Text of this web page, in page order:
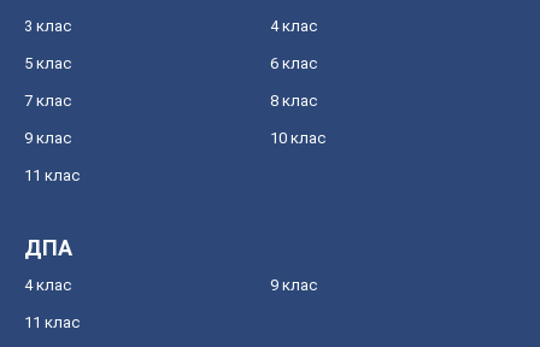
3 клас 4 клас
5 клас 6 клас
7 клас 8 клас
9 клас 10 клас
11 клас
ДПА
4 клас 9 клас
11 клас